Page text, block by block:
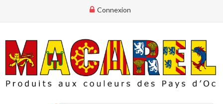
Connexion